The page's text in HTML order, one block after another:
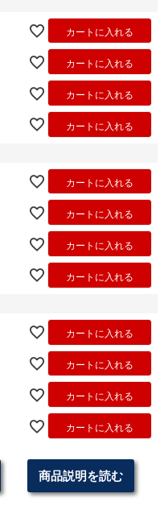
カートに入れる
カートに入れる
カートに入れる
カートに入れる
カートに入れる
カートに入れる
カートに入れる
カートに入れる
カートに入れる
カートに入れる
カートに入れる
カートに入れる
商品説明を読む